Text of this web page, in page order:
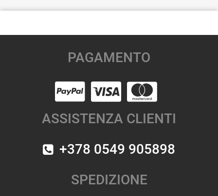
PAGAMENTO
ASSISTENZA CLIENTI
+378 0549 905898
SPEDIZIONE